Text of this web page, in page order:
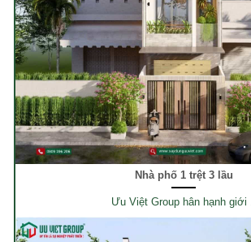
Nhà phố 1 trệt 3 lầu
Ưu Việt Group hân hạnh giới ..